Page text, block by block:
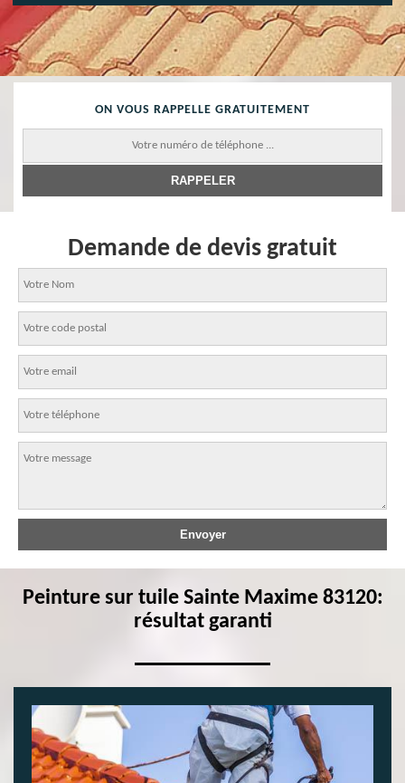
ON VOUS RAPPELLE GRATUITEMENT
Demande de devis gratuit
Peinture sur tuile Sainte Maxime 83120:
résultat garanti